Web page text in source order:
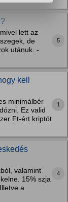
lett az
de
utánuk. -
5
kell
minimálbér
Ez valid
Ft-ért kriptót
1
valamint
15% szja
a
4